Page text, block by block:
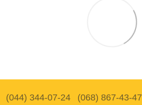
(044) 344-07-24 (068) 867-43-47